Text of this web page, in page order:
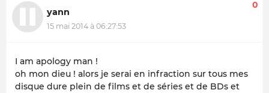
yann
15 mai 2014 à 06:27:53
0
I am apology man !
oh mon dieu ! alors je serai en infraction sur tous mes
disque dure plein de films et de séries et de BDs et